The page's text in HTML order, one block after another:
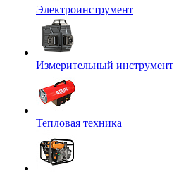
Электроинструмент
Измерительный инструмент
Тепловая техника